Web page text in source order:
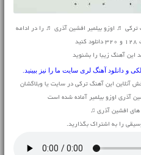
♬ اوزو بیلمیر افشین آذری ♬ را در ادامه
این آهنگ زیبا را بشنوید
و دانلود آهنگ لریسایت ما را نیز ببینید.
آنلاین این آهنگ ترکی در سایت یا وبلاگشان
آذری اوزو بیلمیر آماده شده است
های افشین آذری ♫
را به اشتراک بگذارید.